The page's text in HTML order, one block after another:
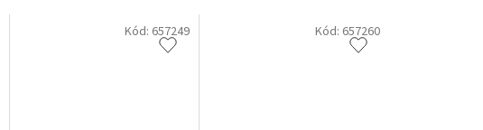
Kód: 657249 Kód: 657260